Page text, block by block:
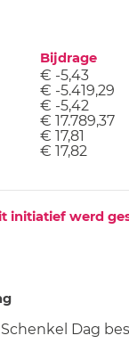
Bijdrage
€ -5,43
€ -5.419,29
€ -5,42
€ 17.789,37
€ 17,81
€ 17,82
initiatief werd
Dag